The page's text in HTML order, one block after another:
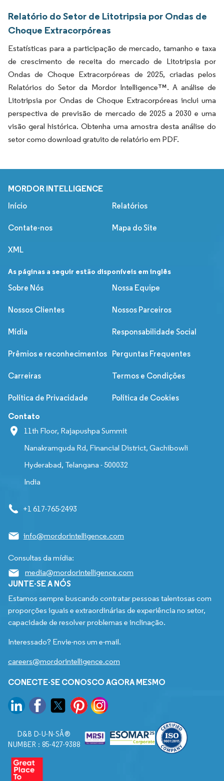
Relatório do Setor de Litotripsia por Ondas de
Choque Extracorpóreas
Estatísticas para a participação de mercado, tamanho e taxa
de crescimento de receita do mercado de Litotripsia por
Ondas de Choque Extracorpóreas de 2025, criadas pelos
Relatórios do Setor da Mordor Intelligence™. A análise de
Litotripsia por Ondas de Choque Extracorpóreas inclui uma
perspectiva de previsão de mercado de 2025 a 2030 e uma
visão geral histórica. Obtenha uma amostra desta análise do
setor como download gratuito de relatório em PDF.
MORDOR INTELLIGENCE
Início Relatórios
Contate-nos Mapa do Site
XML
As páginas a seguir estão disponíveis em inglês
Sobre Nós
Nossa Equipe
Nossos Clientes Nossos Parceiros
Mídia Responsabilidade Social
Prêmios e reconhecimentos Perguntas Frequentes
Carreiras Termos e Condições
Política de Privacidade Política de Cookies
Contato
11th Floor, Rajapushpa Summit
Nanakramguda Rd, Financial District, Gachibowli
Hyderabad, Telangana - 500032
India
+1 617-765-2493
info@mordorintelligence.com
Consultas da mídia:
media@mordorintelligence.com
JUNTE-SE A NÓS
Estamos sempre buscando contratar pessoas talentosas com
proporções iguais e extraordinárias de experiência no setor,
capacidade de resolver problemas e inclinação.
Interessado? Envie-nos um e-mail.
careers@mordorintelligence.com
CONECTE-SE CONOSCO AGORA MESMO
D&B D-U-N-SÂ®
NUMBER : 85-427-9388